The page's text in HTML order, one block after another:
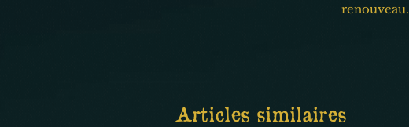
renouveau.
Articles similaires